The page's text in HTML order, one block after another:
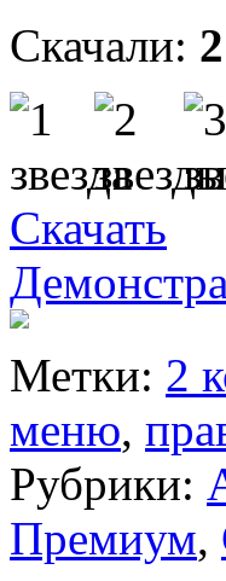
Скачали:
Скачать
Метки: 2
меню,
Рубрики:
Премиум,